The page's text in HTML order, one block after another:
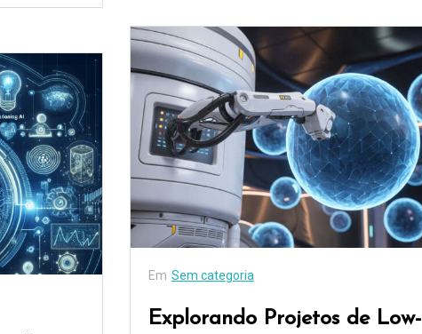
Em Sem categoria
Explorando Projetos de Low-